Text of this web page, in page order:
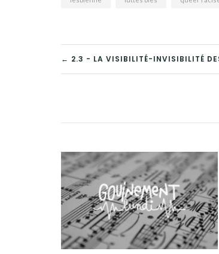
NAVIGATION
L’ARTICLE
← 2.3 - LA VISIBILITÉ-INVISIBILITÉ